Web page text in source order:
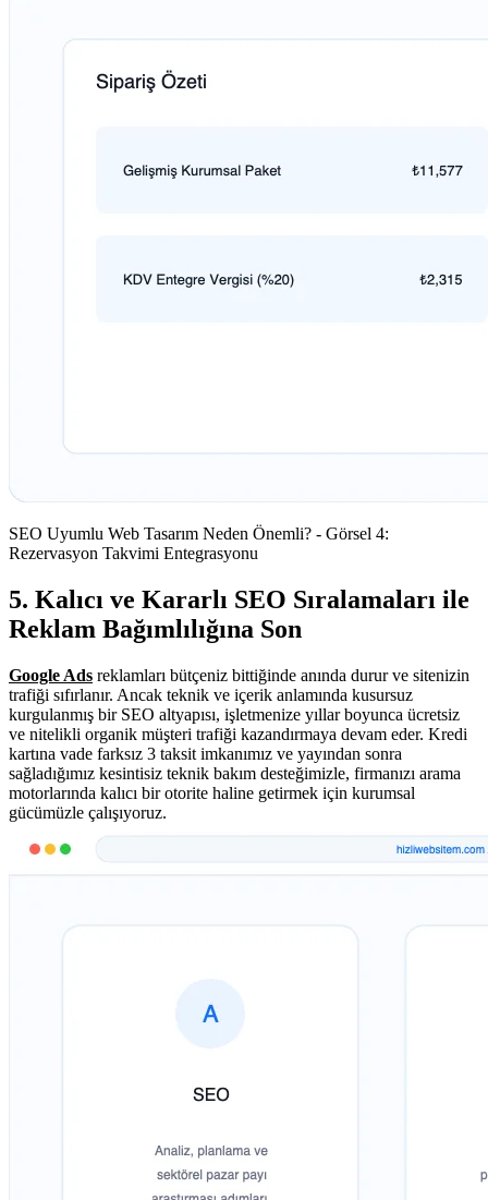
SEO Uyumlu Web Tasarım Neden Önemli? - Görsel 4:
Rezervasyon Takvimi Entegrasyonu
5. Kalıcı ve Kararlı SEO Sıralamaları ile
Reklam Bağımlılığına Son
Google Ads reklamları bütçeniz bittiğinde anında durur ve sitenizin
trafiği sıfırlanır. Ancak teknik ve içerik anlamında kusursuz
kurgulanmış bir SEO altyapısı, işletmenize yıllar boyunca ücretsiz
ve nitelikli organik müşteri trafiği kazandırmaya devam eder. Kredi
kartına vade farksız 3 taksit imkanımız ve yayından sonra
sağladığımız kesintisiz teknik bakım desteğimizle, firmanızı arama
motorlarında kalıcı bir otorite haline getirmek için kurumsal
gücümüzle çalışıyoruz.